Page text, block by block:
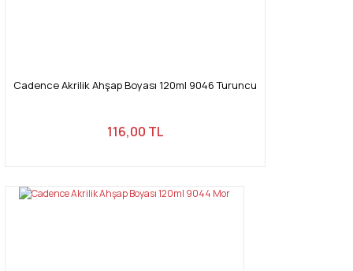
Cadence Akrilik Ahşap Boyası 120ml 9046 Turuncu
116,00 TL